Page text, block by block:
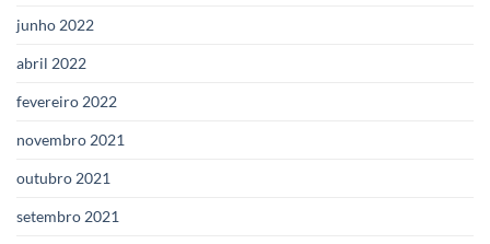
junho 2022
abril 2022
fevereiro 2022
novembro 2021
outubro 2021
setembro 2021